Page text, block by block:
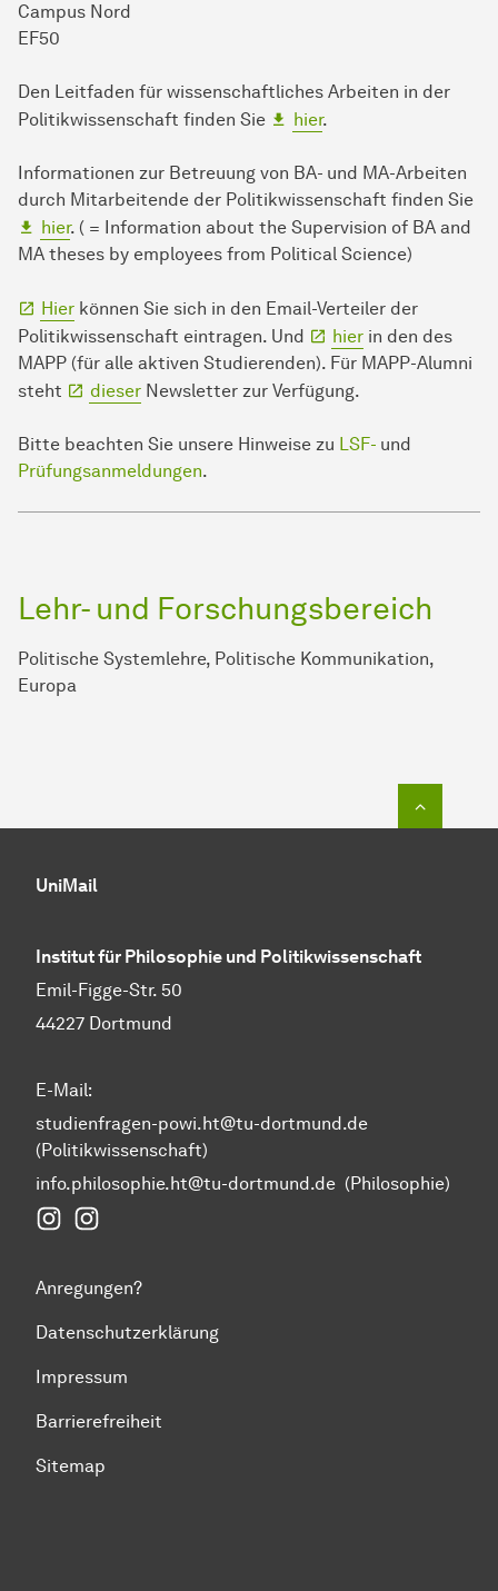
Campus Nord
EF50
Den Leitfaden für wissenschaftliches Arbeiten in der
Politikwissenschaft finden Sie
hier.
Informationen zur Betreuung von BA- und MA-Arbeiten
durch Mitarbeitende der Politikwissenschaft finden Sie
hier. ( = Information about the Supervision of BA and
MA theses by employees from Political Science)
Hier können Sie sich in den Email-Verteiler der
Politikwissenschaft eintragen. Und
hier in den des
MAPP (für alle aktiven Studierenden). Für MAPP-Alumni
steht
dieser Newsletter zur Verfügung.
Bitte beachten Sie unsere Hinweise zu LSF- und
Prüfungsanmeldungen.
Lehr- und Forschungsbereich
Politische Systemlehre, Politische Kommunikation,
Europa
UniMail
Institut für Philosophie und Politikwissenschaft
Emil-Figge-Str. 50
44227 Dortmund
E-Mail:
studienfragen-powi.ht@tu-dortmund.de
(Politikwissenschaft)
info.philosophie.ht@tu-dortmund.de (Philosophie)
Instagram Fakultät Humanwissenschaften und
Anregungen?
Datenschutzerklärung
Impressum
Barrierefreiheit
Sitemap